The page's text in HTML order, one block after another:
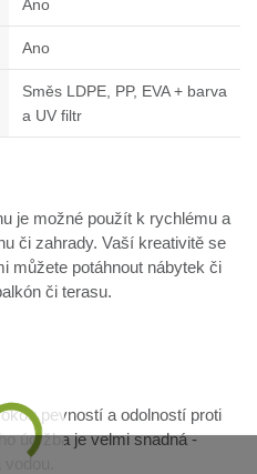
Ano
Ano
Směs LDPE, PP, EVA + barva
a UV filtr
je možné použít k rychlému a
či zahrady. Vaší kreativitě se
můžete potáhnout nábytek či
či terasu.
pevností a odolností proti
údržba je velmi snadná -